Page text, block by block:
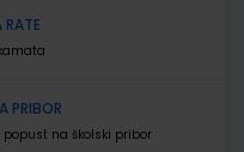
RATE
PRIBOR
na školski pribor